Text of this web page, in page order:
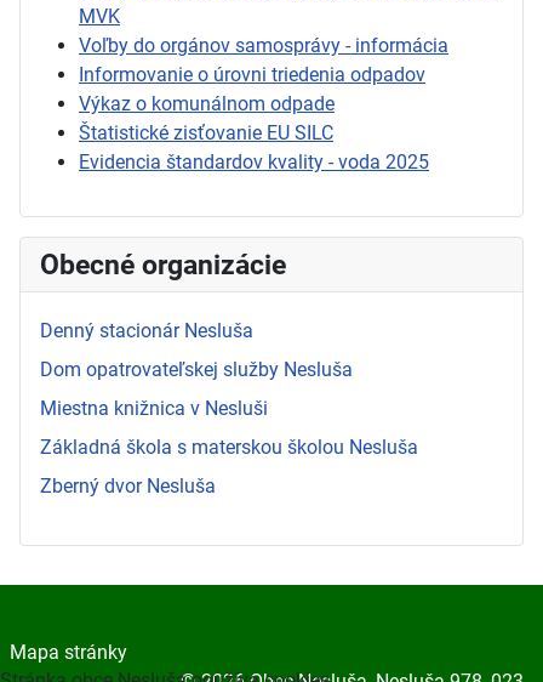
MVK
Voľby do orgánov samosprávy - informácia
Informovanie o úrovni triedenia odpadov
Výkaz o komunálnom odpade
Štatistické zisťovanie EU SILC
Evidencia štandardov kvality - voda 2025
Obecné organizácie
Denný stacionár Nesluša
Dom opatrovateľskej služby Nesluša
Miestna knižnica v Nesluši
Základná škola s materskou školou Nesluša
Zberný dvor Nesluša
Mapa stránky